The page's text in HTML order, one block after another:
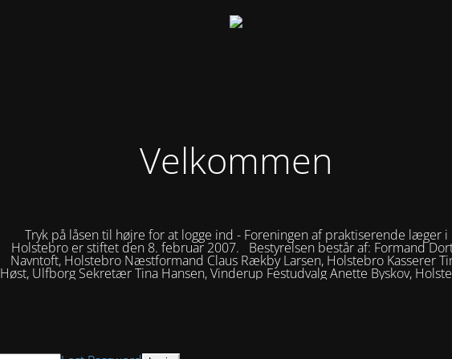
Velkommen
Tryk på låsen til højre for at logge ind - Foreningen af praktiserende læger i
Holstebro er stiftet den 8. februar 2007. Bestyrelsen består af: Formand
Navntoft, Holstebro Næstformand Claus Rækby Larsen, Holstebro Kasserer
Høst, Ulfborg Sekretær Tina Hansen, Vinderup Festudvalg Anette Byskov,